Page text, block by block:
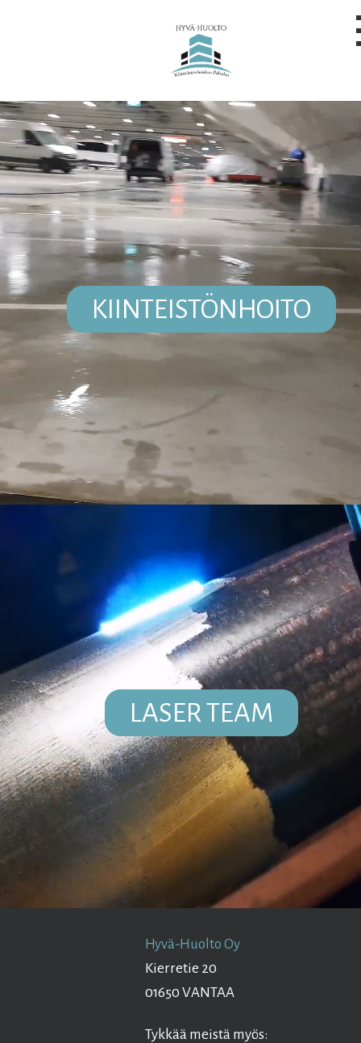
KIINTEISTÖNHOITO
LASER TEAM
Hyvä-Huolto Oy
Kierretie 20
01650 VANTAA
Tykkää meistä myös: